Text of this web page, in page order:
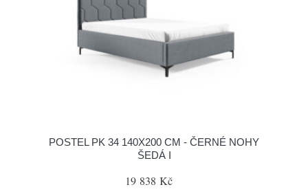
POSTEL PK 34 140X200 CM - ČERNÉ NOHY
ŠEDÁ I
19 838 Kč